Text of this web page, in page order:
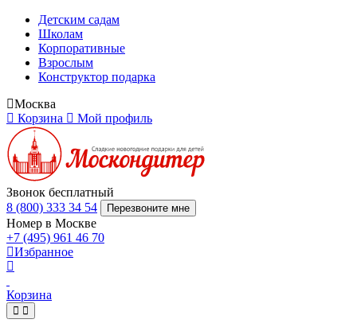
Детским садам
Школам
Корпоративные
Взрослым
Конструктор подарка
Москва
Корзина
Мой профиль
Звонок бесплатный
8 (800) 333 34 54
Перезвоните мне
Номер в Москве
+7 (495) 961 46 70
Избранное
Корзина